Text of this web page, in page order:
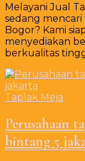
Melayani Jual
sedang
Bogor? Kami
menyediakan
berkualitas
Taplak Meja
Perusahaan
bintang 5